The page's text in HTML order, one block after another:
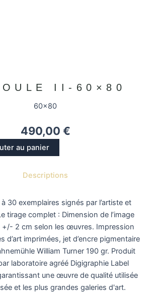
II-60×80
60x80
490,00 €
au panier
Descriptions
à 30 exemplaires signés par l’artiste et
tirage complet : Dimension de l’image
+/- 2 cm selon les œuvres. Impression
d’art imprimées, jet d’encre pigmentaire
William Turner 190 gr. Produit
laboratoire agréé Digigraphie Label
une œuvre de qualité utilisée
et les plus grandes galeries d'art.